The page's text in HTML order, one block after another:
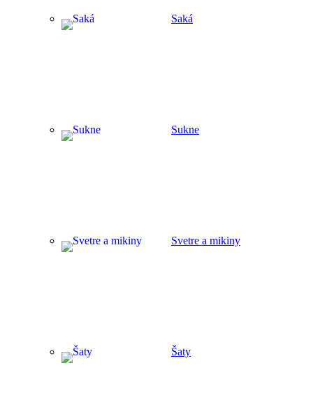
Saká
Sukne
Svetre a mikiny
Šaty